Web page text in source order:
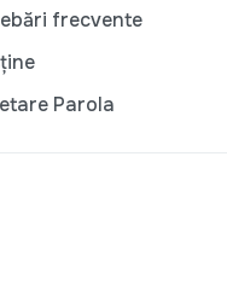
frecvente
Parola